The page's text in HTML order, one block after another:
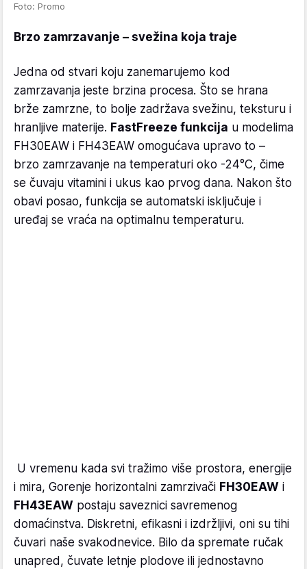
Foto: Promo
Brzo zamrzavanje – svežina koja traje
Jedna od stvari koju zanemarujemo kod
zamrzavanja jeste brzina procesa. Što se hrana
brže zamrzne, to bolje zadržava svežinu, teksturu i
hranljive materije. FastFreeze funkcija u modelima
FH30EAW i FH43EAW omogućava upravo to –
brzo zamrzavanje na temperaturi oko -24°C, čime
se čuvaju vitamini i ukus kao prvog dana. Nakon što
obavi posao, funkcija se automatski isključuje i
uređaj se vraća na optimalnu temperaturu.
U vremenu kada svi tražimo više prostora, energije
i mira, Gorenje horizontalni zamrzivači FH30EAW i
FH43EAW postaju saveznici savremenog
domaćinstva. Diskretni, efikasni i izdržljivi, oni su tihi
čuvari naše svakodnevice. Bilo da spremate ručak
unapred, čuvate letnje plodove ili jednostavno